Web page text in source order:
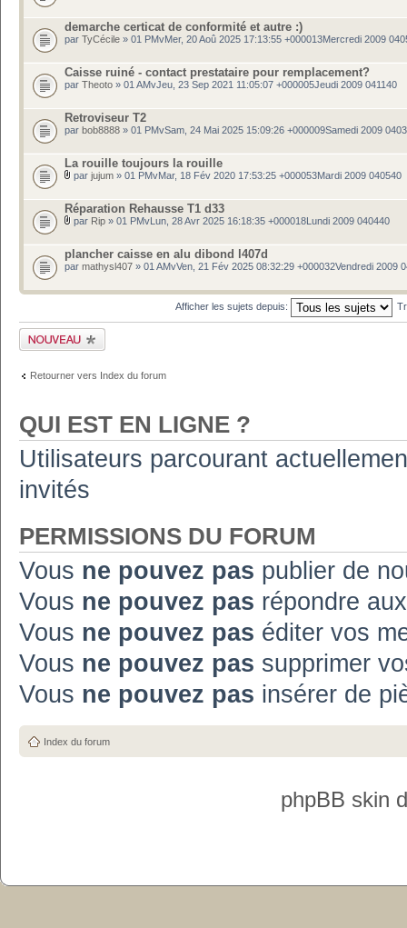
demarche certicat de conformité et autre :)
par TyCécile » 01 PMvMer, 20 Aoû 2025 17:13:55 +000013Mercredi 2009
Caisse ruiné - contact prestataire pour remplacement?
par Theoto » 01 AMvJeu, 23 Sep 2021 11:05:07 +000005Jeudi 2009 041140
Retroviseur T2
par bob8888 » 01 PMvSam, 24 Mai 2025 15:09:26 +000009Samedi 2009
La rouille toujours la rouille
par jujum » 01 PMvMar, 18 Fév 2020 17:53:25 +000053Mardi 2009 040540
Réparation Rehausse T1 d33
par Rip » 01 PMvLun, 28 Avr 2025 16:18:35 +000018Lundi 2009 040440
plancher caisse en alu dibond l407d
par mathysl407 » 01 AMvVen, 21 Fév 2025 08:32:29 +000032Vendredi 2009
Afficher les sujets depuis:
Publier un nouveau
sujet
Retourner vers Index du forum
QUI EST EN LIGNE ?
Utilisateurs parcourant
invités
PERMISSIONS DU FORUM
Vous ne pouvez pas publier de
Vous ne pouvez pas répondre
Vous ne pouvez pas éditer vos
Vous ne pouvez pas supprimer
Vous ne pouvez pas insérer de
Index du forum
phpBB skin